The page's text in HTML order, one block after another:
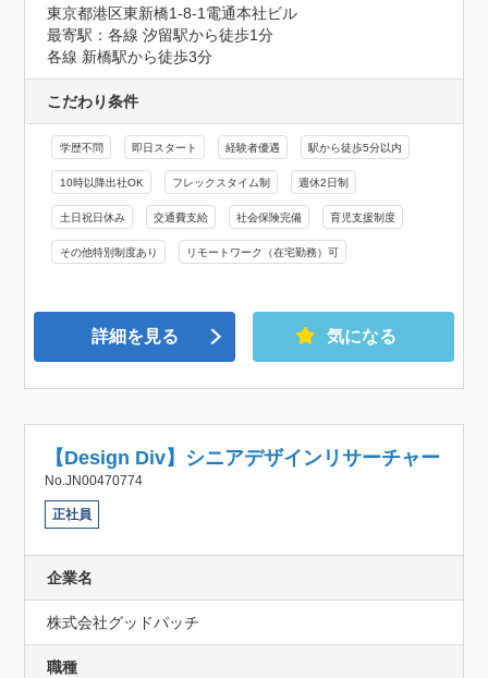
東京都港区東新橋1-8-1電通本社ビル
最寄駅：各線 汐留駅から徒歩1分
各線 新橋駅から徒歩3分
こだわり条件
学歴不問 即日スタート 経験者優遇 駅から徒歩5分以内
10時以降出社OK フレックスタイム制 週休2日制
土日祝日休み 交通費支給 社会保険完備 育児支援制度
その他特別制度あり リモートワーク（在宅勤務）可
詳細を見る 気になる
【Design Div】シニアデザインリサーチャー
No.JN00470774
正社員
企業名
株式会社グッドパッチ
職種